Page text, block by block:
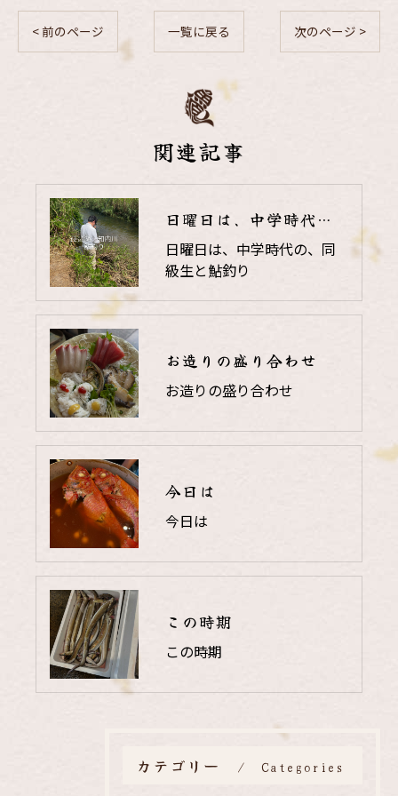
< 前のページ 一覧に戻る 次のページ >
関連記事
日曜日は、中学時代の、同級生と鮎釣り
日曜日は、中学時代の、同
級生と鮎釣り
お造りの盛り合わせ
お造りの盛り合わせ
今日は
今日は
この時期
この時期
カテゴリー Categories